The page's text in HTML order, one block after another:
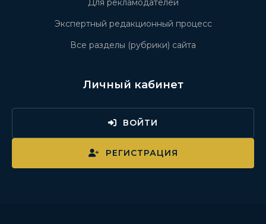
Экспертный редакционный процесс
Все разделы (рубрики) сайта
Личный кабинет
ВОЙТИ
РЕГИСТРАЦИЯ